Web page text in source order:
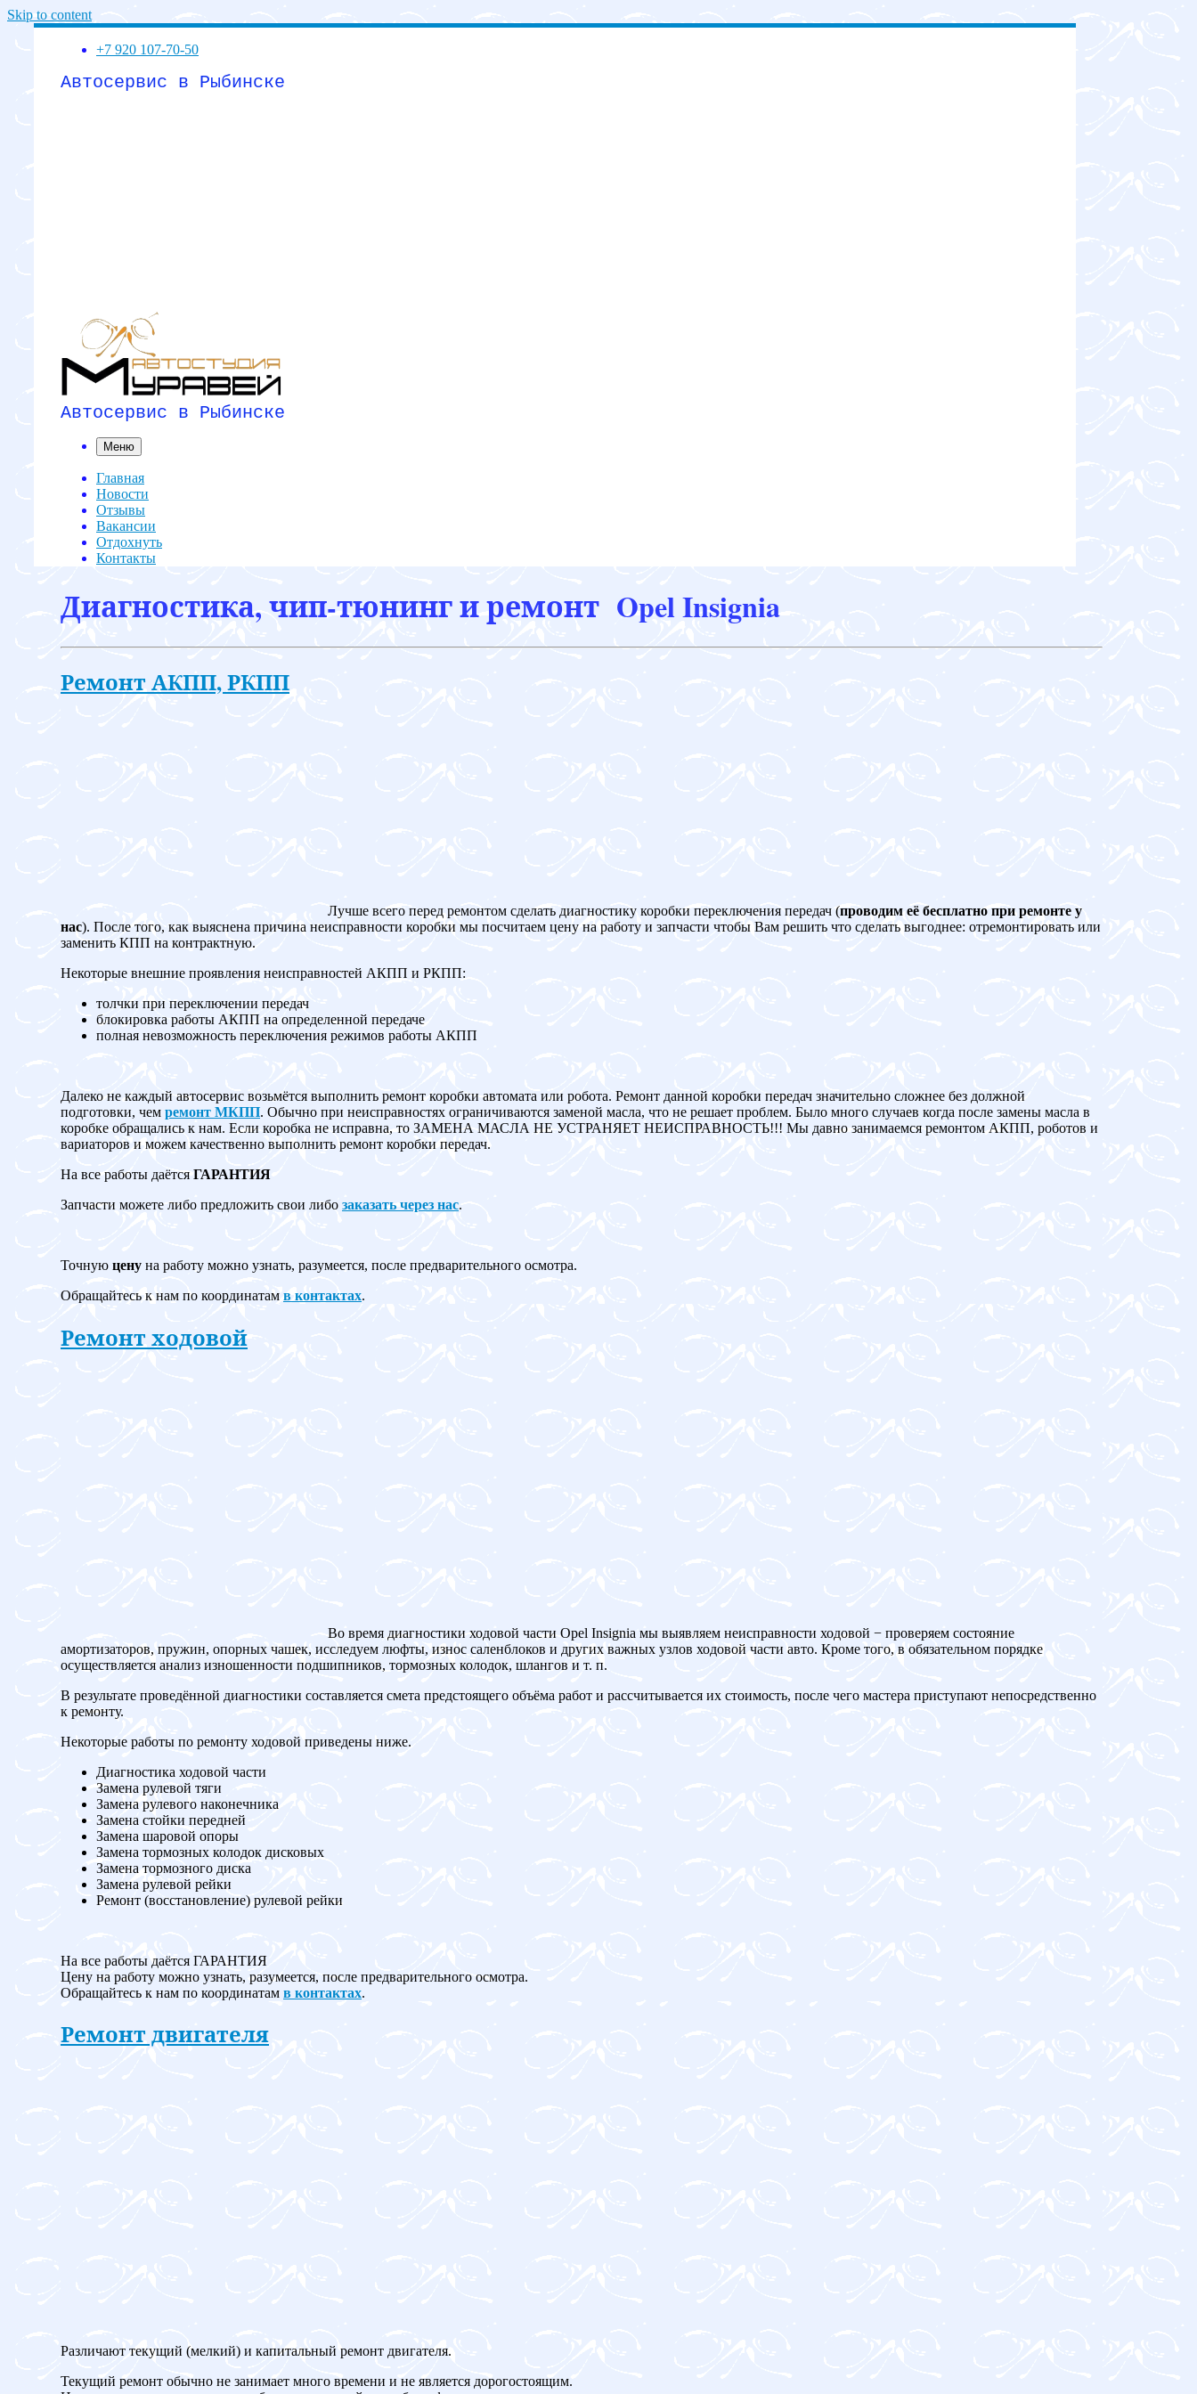
Skip to content
+7 920 107-70-50
Автосервис в Рыбинске
Автосервис в Рыбинске
Меню
Главная
Новости
Отзывы
Вакансии
Отдохнуть
Контакты
Диагностика, чип-тюнинг и ремонт Opel Insignia
Ремонт АКПП, РКПП
Лучше всего перед ремонтом сделать диагностику коробки переключения передач (проводим её бесплатно при ремонте у
нас). После того, как выяснена причина неисправности коробки мы посчитаем цену на работу и запчасти чтобы Вам решить что сделать выгоднее: отремонтировать или
заменить КПП на контрактную.
Некоторые внешние проявления неисправностей АКПП и РКПП:
толчки при переключении передач
блокировка работы АКПП на определенной передаче
полная невозможность переключения режимов работы АКПП
Далеко не каждый автосервис возьмётся выполнить ремонт коробки автомата или робота. Ремонт данной коробки передач значительно сложнее без должной
подготовки, чем ремонт МКПП. Обычно при неисправностях ограничиваются заменой масла, что не решает проблем. Было много случаев когда после замены масла в
коробке обращались к нам. Если коробка не исправна, то ЗАМЕНА МАСЛА НЕ УСТРАНЯЕТ НЕИСПРАВНОСТЬ!!! Мы давно занимаемся ремонтом АКПП, роботов и
вариаторов и можем качественно выполнить ремонт коробки передач.
На все работы даётся ГАРАНТИЯ
Запчасти можете либо предложить свои либо заказать через нас.
Точную цену на работу можно узнать, разумеется, после предварительного осмотра.
Обращайтесь к нам по координатам в контактах.
Ремонт ходовой
Во время диагностики ходовой части Opel Insignia мы выявляем неисправности ходовой − проверяем состояние
амортизаторов, пружин, опорных чашек, исследуем люфты, износ саленблоков и других важных узлов ходовой части авто. Кроме того, в обязательном порядке
осуществляется анализ изношенности подшипников, тормозных колодок, шлангов и т. п.
В результате проведённой диагностики составляется смета предстоящего объёма работ и рассчитывается их стоимость, после чего мастера приступают непосредственно
к ремонту.
Некоторые работы по ремонту ходовой приведены ниже.
Диагностика ходовой части
Замена рулевой тяги
Замена рулевого наконечника
Замена стойки передней
Замена шаровой опоры
Замена тормозных колодок дисковых
Замена тормозного диска
Замена рулевой рейки
Ремонт (восстановление) рулевой рейки
На все работы даётся ГАРАНТИЯ
Цену на работу можно узнать, разумеется, после предварительного осмотра.
Обращайтесь к нам по координатам в контактах.
Ремонт двигателя
Различают текущий (мелкий) и капитальный ремонт двигателя.
Текущий ремонт обычно не занимает много времени и не является дорогостоящим.